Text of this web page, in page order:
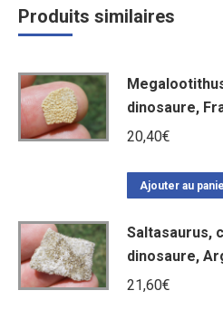
Produits similaires
dinosaure,
20,40€
Ajouter au
Saltasaurus,
dinosaure,
21,60€